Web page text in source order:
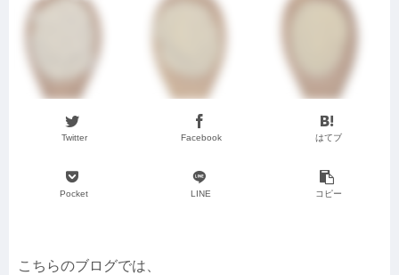
Twitter Facebook はてブ
Pocket LINE コピー
こちらのブログでは、